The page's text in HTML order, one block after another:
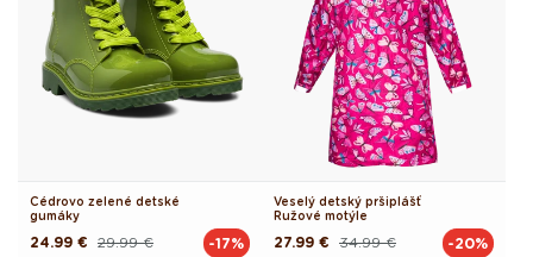
Cédrovo zelené detské
gumáky
Pôvodná29.99 €
Akciová
24.99 € -17%
Veselý detský pršiplášť
Ružové motýle
Pôvodná34.99 €
Akciová
27.99 € -20%